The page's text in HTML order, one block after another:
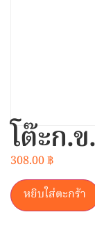
โต๊ะก.
308.00฿
หยิบใส่ตะกร้า